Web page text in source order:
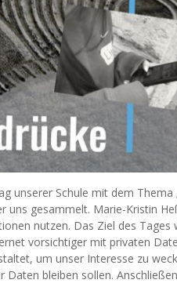
unserer Schule mit dem Thema
gesammelt. Marie-Kristin
nutzen. Das Ziel des Tages
vorsichtiger mit privaten
um unser Interesse zu
bleiben sollen.